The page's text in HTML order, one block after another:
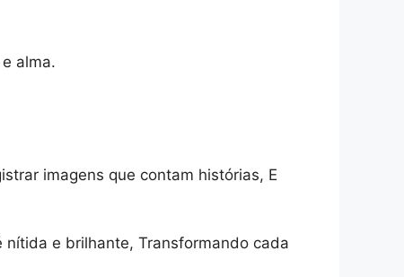
alma.
imagens que contam histórias, E
e brilhante, Transformando cada